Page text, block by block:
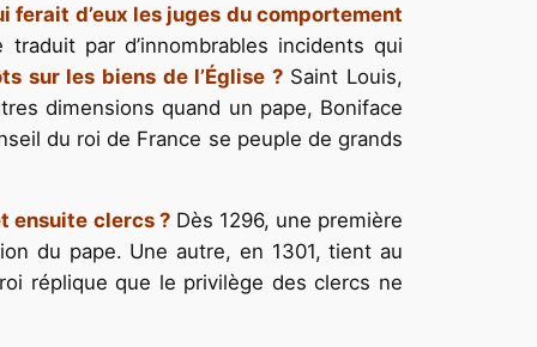
ferait d’eux les juges du comportement
par d’innombrables incidents qui
sur les biens de l’Église ?Saint Louis,
dimensions quand un pape, Boniface
du roi de France se peuple de grands
ensuite clercs ?Dès 1296, une première
du pape. Une autre, en 1301, tient au
réplique que le privilège des clercs ne